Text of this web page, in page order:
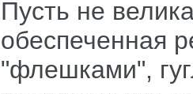
Пусть не
обеспеченная
"флешками",